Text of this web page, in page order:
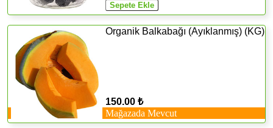
Organik Balkabağı (Ayıklanmış) (KG)
150.00 ₺
Mağazada Mevcut